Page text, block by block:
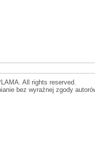
All rights reserved.
bez wyraźnej zgody